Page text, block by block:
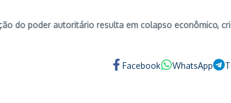
do poder autoritário resulta em colapso econômico,
Facebook WhatsApp